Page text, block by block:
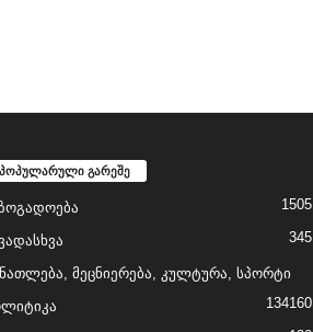
პოპულარული გარეშე
1505
345
მეცნიერება, კულტურა, სპორტი
160
134